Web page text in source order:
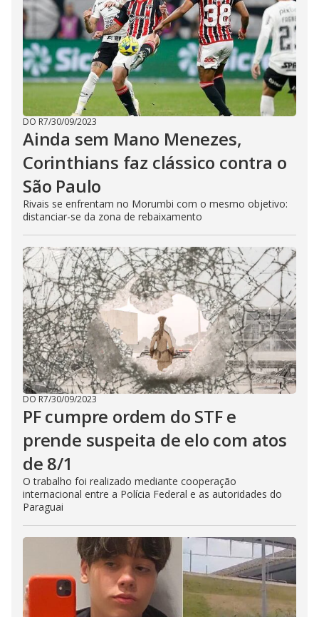
DO R7/30/09/2023
Ainda sem Mano Menezes,
Corinthians faz clássico contra o
São Paulo
Rivais se enfrentam no Morumbi com o mesmo objetivo:
distanciar-se da zona de rebaixamento
DO R7/30/09/2023
PF cumpre ordem do STF e
prende suspeita de elo com atos
de 8/1
O trabalho foi realizado mediante cooperação
internacional entre a Polícia Federal e as autoridades do
Paraguai